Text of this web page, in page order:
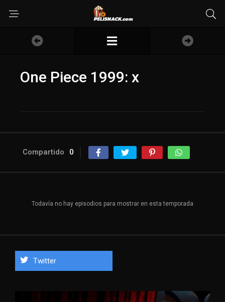
One Piece 1999: x
Compartido 0
Todavía no hay episodios para mostrar en esta temporada
Twitter